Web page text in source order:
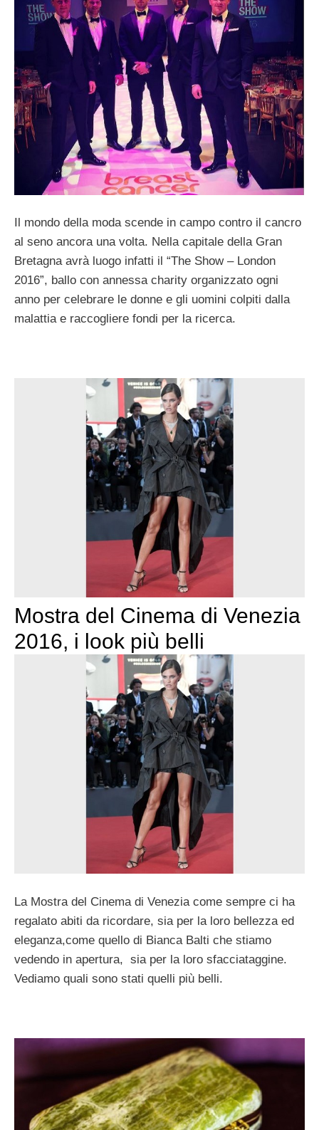
Il mondo della moda scende in campo contro il cancro
al seno ancora una volta. Nella capitale della Gran
Bretagna avrà luogo infatti il “The Show – London
2016”, ballo con annessa charity organizzato ogni
anno per celebrare le donne e gli uomini colpiti dalla
malattia e raccogliere fondi per la ricerca.
Mostra del Cinema di Venezia
2016, i look più belli
La Mostra del Cinema di Venezia come sempre ci ha
regalato abiti da ricordare, sia per la loro bellezza ed
eleganza,come quello di Bianca Balti che stiamo
vedendo in apertura, sia per la loro sfacciataggine.
Vediamo quali sono stati quelli più belli.